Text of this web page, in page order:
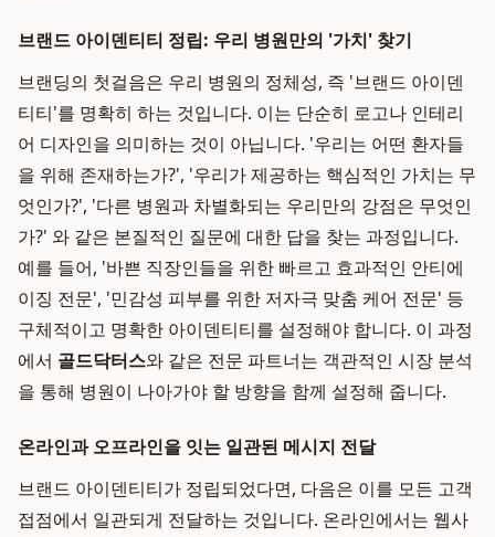
브랜드 아이덴티티 정립: 우리 병원만의 '가치' 찾기
브랜딩의 첫걸음은 우리 병원의 정체성, 즉 '브랜드 아이덴
티티'를 명확히 하는 것입니다. 이는 단순히 로고나 인테리
어 디자인을 의미하는 것이 아닙니다. '우리는 어떤 환자들
을 위해 존재하는가?', '우리가 제공하는 핵심적인 가치는 무
엇인가?', '다른 병원과 차별화되는 우리만의 강점은 무엇인
가?' 와 같은 본질적인 질문에 대한 답을 찾는 과정입니다.
예를 들어, '바쁜 직장인들을 위한 빠르고 효과적인 안티에
이징 전문', '민감성 피부를 위한 저자극 맞춤 케어 전문' 등
구체적이고 명확한 아이덴티티를 설정해야 합니다. 이 과정
에서 골드닥터스와 같은 전문 파트너는 객관적인 시장 분석
을 통해 병원이 나아가야 할 방향을 함께 설정해 줍니다.
온라인과 오프라인을 잇는 일관된 메시지 전달
브랜드 아이덴티티가 정립되었다면, 다음은 이를 모든 고객
접점에서 일관되게 전달하는 것입니다. 온라인에서는 웹사